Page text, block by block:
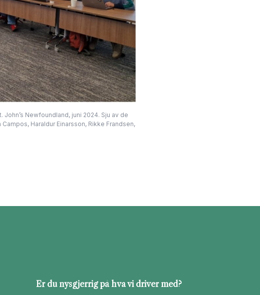
John’s Newfoundland, juni 2024. Sju av de
Haraldur Einarsson, Rikke Frandsen,
Er du nysgjerrig på hva vi driver med?